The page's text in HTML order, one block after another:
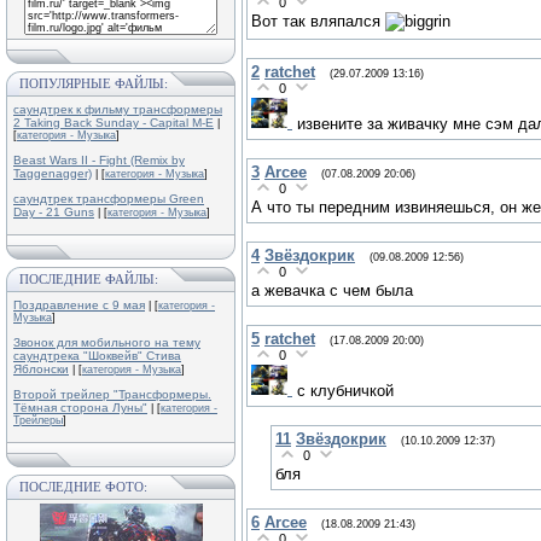
ПОПУЛЯРНЫЕ ФАЙЛЫ:
саундтрек к фильму трансформеры
2 Taking Back Sunday - Capital M-E
[категория - Музыка]
Beast Wars II - Fight (Remix by
Taggenagger)
| [категория - Музыка]
саундтрек трансформеры Green
Day - 21 Guns
| [категория - Музыка]
ПОСЛЕДНИЕ ФАЙЛЫ:
Поздравление с 9 мая | [категория -
Музыка]
Звонок для мобильного на тему
саундтрека "Шоквейв" Стива
Яблонски
| [категория - Музыка]
Второй трейлер "Трансформеры.
Тёмная сторона Луны"
| [категория -
Трейлеры]
ПОСЛЕДНИЕ ФОТО:
Вот так вляпался
2 ratchet (29.07.2009 13:16)
0
извените за живачку мне сэм
3 Arcee (07.08.2009 20:06)
0
А что ты передним извиняешься, он же
4 Звёздокрик (09.08.2009 12:56)
0
а жевачка с чем была
5 ratchet (17.08.2009 20:00)
0
с клубничкой
11 Звёздокрик (10.10.2009 12:37)
0
бля
6 Arcee (18.08.2009 21:43)
0